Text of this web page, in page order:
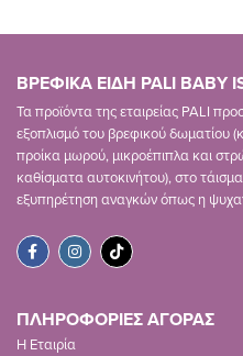
ΒΡΕΦΙΚΑ ΕΙΔΗ PALI BABY
Τα προϊόντα της εταιρείας PALI
εξοπλισμό του βρεφικού δωματίου
προίκα μωρού, μικροέπιπλα και
καθίσματα αυτοκινήτου), στο
εξυπηρέτηση αναγκών όπως η
ΠΛΗΡΟΦΟΡΙΕΣ ΑΓΟΡΑΣ
Η Εταιρία